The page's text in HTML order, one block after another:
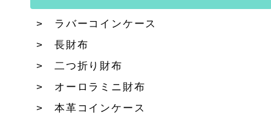
ラバーコインケース
長財布
二つ折り財布
オーロラミニ財布
本革コインケース